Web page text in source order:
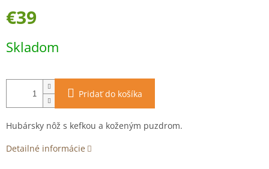
€39
cena:
Skladom
Pridať do košíka
Hubársky nôž s kefkou a koženým puzdrom.
Detailné informácie